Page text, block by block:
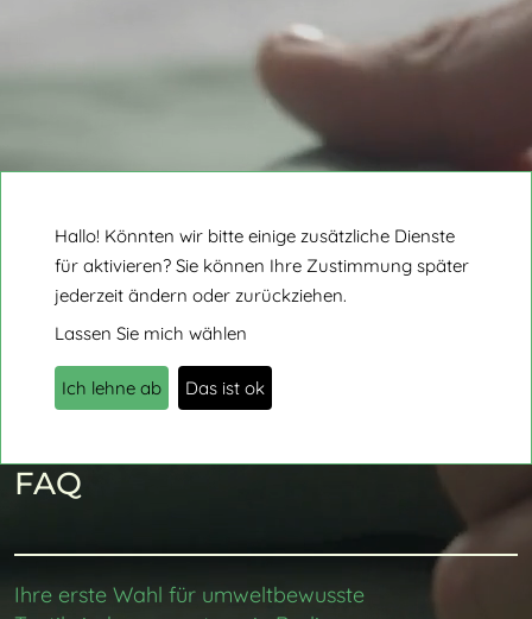
FAQ
Ihre erste Wahl für umweltbewusste
Hallo! Könnten wir bitte einige zusätzliche Dienste
für aktivieren? Sie können Ihre Zustimmung später
jederzeit ändern oder zurückziehen.
Lassen Sie mich wählen
Ich lehne ab Das ist ok